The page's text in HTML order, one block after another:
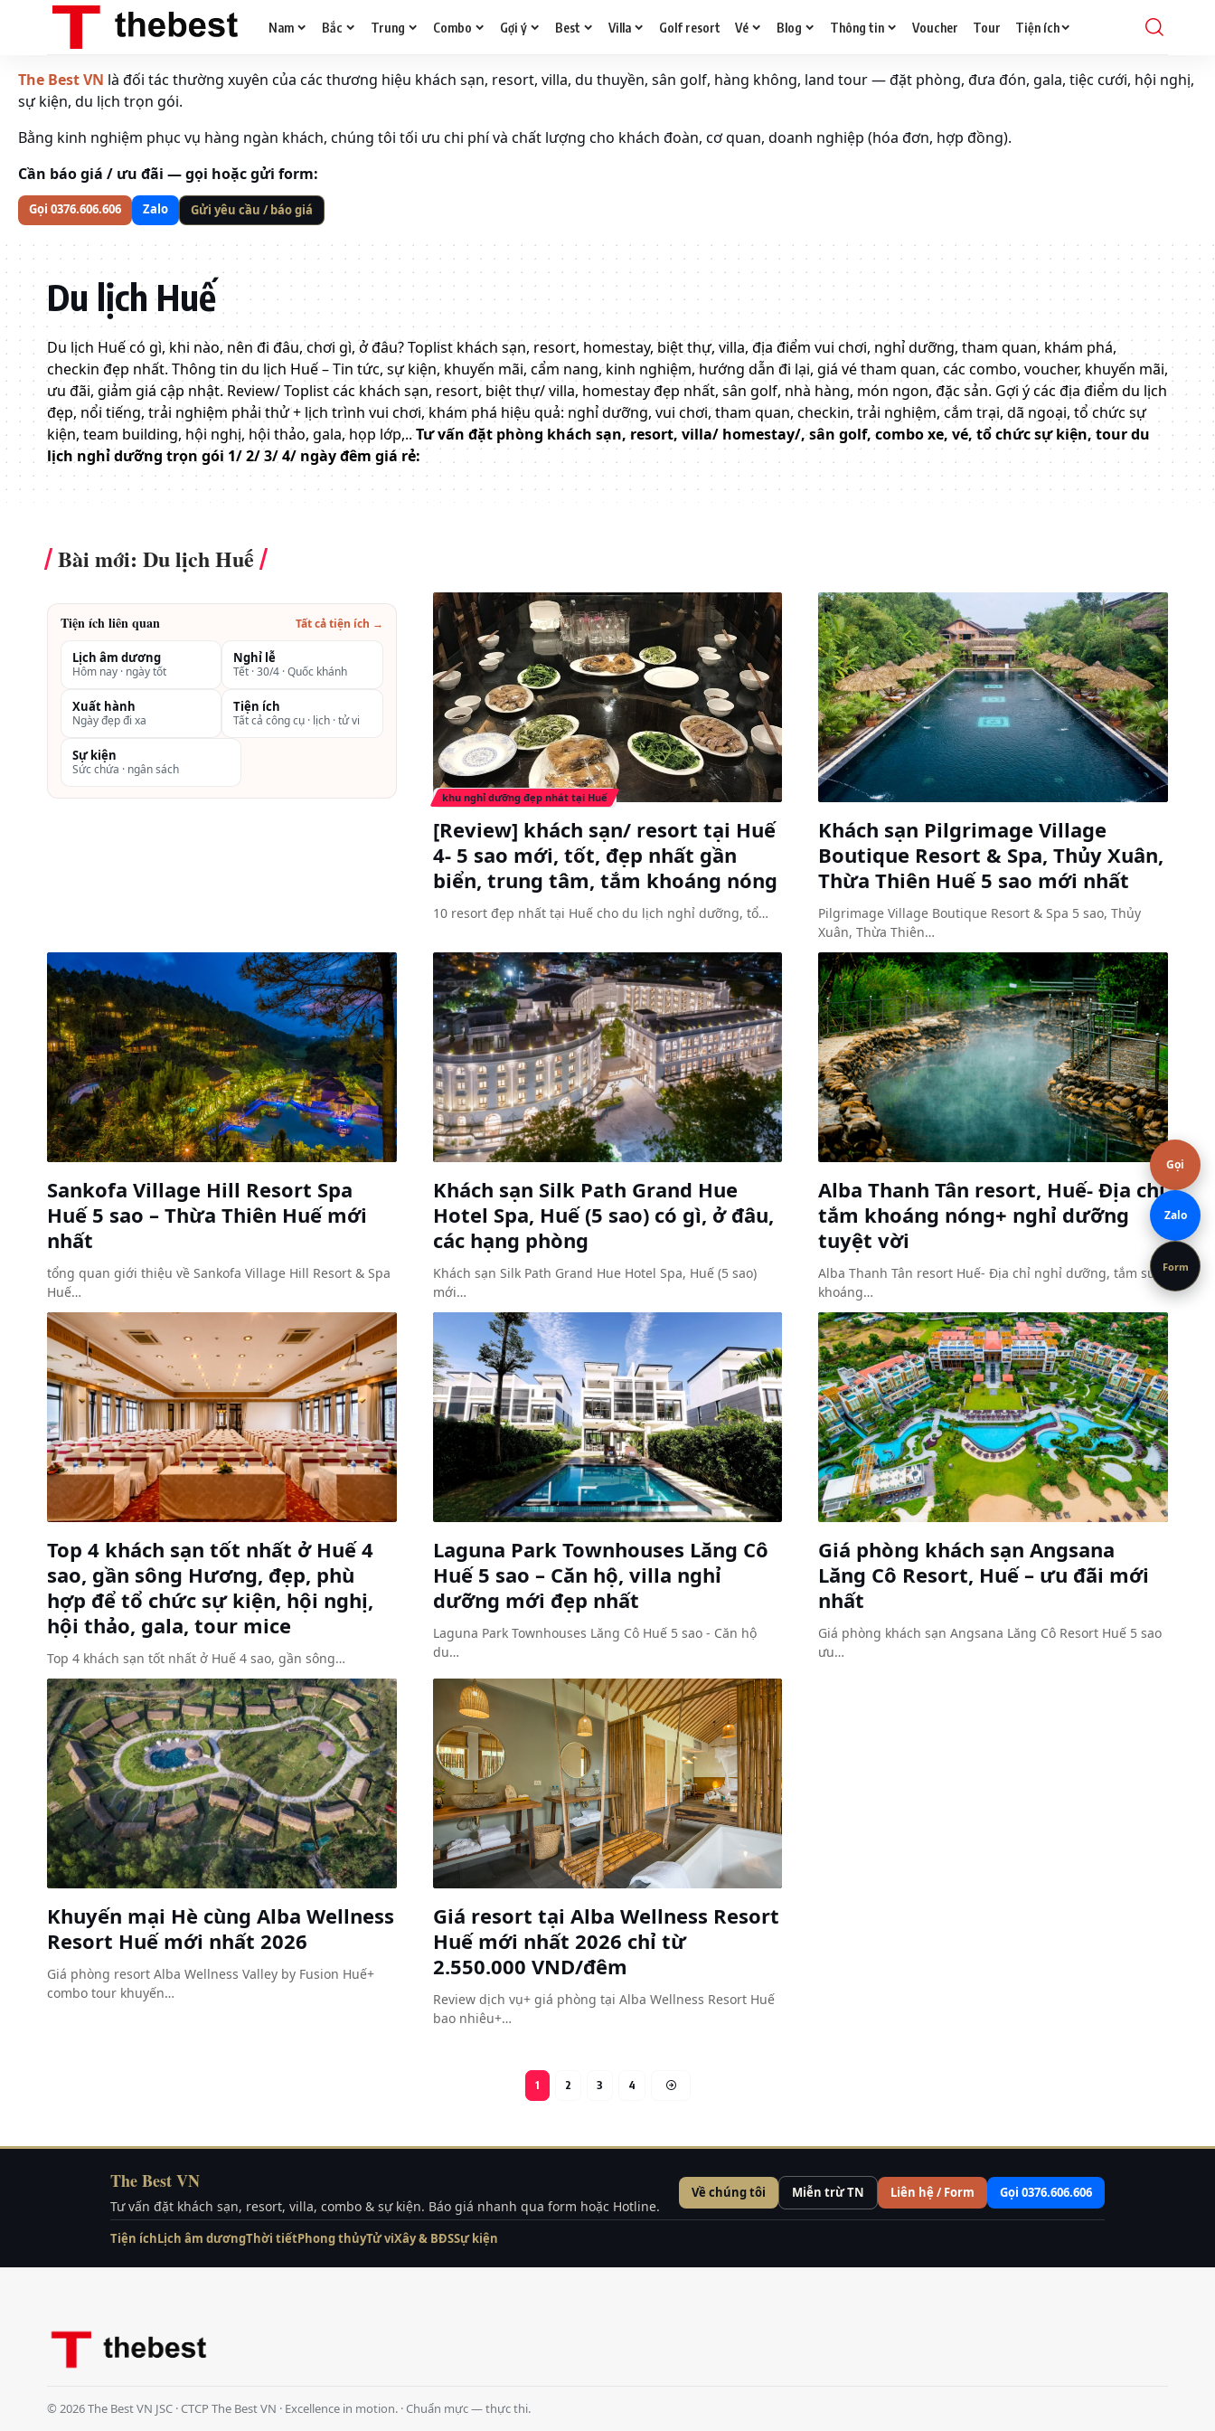
Nam Bắc Trung Combo Gợi ý Best Villa Golf resort Vé Blog Thông tin Voucher Tour Tiện ích
The Best VN là đối tác thường xuyên của các thương hiệu khách sạn, resort, villa, du thuyền, sân golf, hàng không, land tour — đặt phòng, đưa đón, gala, tiệc cưới, hội nghị,
sự kiện, du lịch trọn gói.
Bằng kinh nghiệm phục vụ hàng ngàn khách, chúng tôi tối ưu chi phí và chất lượng cho khách đoàn, cơ quan, doanh nghiệp (hóa đơn, hợp đồng).
Cần báo giá / ưu đãi — gọi hoặc gửi form:
Gọi 0376.606.606 Zalo Gửi yêu cầu / báo giá
Du lịch Huế
Du lịch Huế có gì, khi nào, nên đi đâu, chơi gì, ở đâu? Toplist khách sạn, resort, homestay, biệt thự, villa, địa điểm vui chơi, nghỉ dưỡng, tham quan, khám phá,
checkin đẹp nhất. Thông tin du lịch Huế – Tin tức, sự kiện, khuyến mãi, cẩm nang, kinh nghiệm, hướng dẫn đi lại, giá vé tham quan, các combo, voucher, khuyến mãi,
ưu đãi, giảm giá cập nhật. Review/ Toplist các khách sạn, resort, biệt thự/ villa, homestay đẹp nhất, sân golf, nhà hàng, món ngon, đặc sản. Gợi ý các địa điểm du lịch
đẹp, nổi tiếng, trải nghiệm phải thử + lịch trình vui chơi, khám phá hiệu quả: nghỉ dưỡng, vui chơi, tham quan, checkin, trải nghiệm, cắm trại, dã ngoại, tổ chức sự
kiện, team building, hội nghị, hội thảo, gala, họp lớp,.. Tư vấn đặt phòng khách sạn, resort, villa/ homestay/, sân golf, combo xe, vé, tổ chức sự kiện, tour du
lịch nghỉ dưỡng trọn gói 1/ 2/ 3/ 4/ ngày đêm giá rẻ:
Bài mới: Du lịch Huế
Tiện ích liên quan Tất cả tiện ích →
Lịch âm dương
Hôm nay · ngày tốt
Nghỉ lễ
Tết · 30/4 · Quốc khánh
Xuất hành
Ngày đẹp đi xa
Tiện ích
Tất cả công cụ · lịch · tử vi
Sự kiện
Sức chứa · ngân sách
khu nghỉ dưỡng đẹp nhát tại Huế
[Review] khách sạn/ resort tại Huế
4- 5 sao mới, tốt, đẹp nhất gần
biển, trung tâm, tắm khoáng nóng
10 resort đẹp nhất tại Huế cho du lịch nghỉ dưỡng, tổ…
Khách sạn Pilgrimage Village
Boutique Resort & Spa, Thủy Xuân,
Thừa Thiên Huế 5 sao mới nhất
Pilgrimage Village Boutique Resort & Spa 5 sao, Thủy
Xuân, Thừa Thiên…
Sankofa Village Hill Resort Spa
Huế 5 sao – Thừa Thiên Huế mới
nhất
tổng quan giới thiệu về Sankofa Village Hill Resort & Spa
Huế…
Khách sạn Silk Path Grand Hue
Hotel Spa, Huế (5 sao) có gì, ở đâu,
các hạng phòng
Khách sạn Silk Path Grand Hue Hotel Spa, Huế (5 sao)
mới…
Alba Thanh Tân resort, Huế- Địa chỉ
tắm khoáng nóng+ nghỉ dưỡng
tuyệt vời
Alba Thanh Tân resort Huế- Địa chỉ nghỉ dưỡng, tắm suối
khoáng…
Top 4 khách sạn tốt nhất ở Huế 4
sao, gần sông Hương, đẹp, phù
hợp để tổ chức sự kiện, hội nghị,
hội thảo, gala, tour mice
Top 4 khách sạn tốt nhất ở Huế 4 sao, gần sông…
Laguna Park Townhouses Lăng Cô
Huế 5 sao – Căn hộ, villa nghỉ
dưỡng mới đẹp nhất
Laguna Park Townhouses Lăng Cô Huế 5 sao - Căn hộ
du…
Giá phòng khách sạn Angsana
Lăng Cô Resort, Huế – ưu đãi mới
nhất
Giá phòng khách sạn Angsana Lăng Cô Resort Huế 5 sao
ưu…
Khuyến mại Hè cùng Alba Wellness
Resort Huế mới nhất 2026
Giá phòng resort Alba Wellness Valley by Fusion Huế+
combo tour khuyến…
Giá resort tại Alba Wellness Resort
Huế mới nhất 2026 chỉ từ
2.550.000 VND/đêm
Review dịch vụ+ giá phòng tại Alba Wellness Resort Huế
bao nhiêu+…
1 2 3 4
The Best VN
Tư vấn đặt khách sạn, resort, villa, combo & sự kiện. Báo giá nhanh qua form hoặc Hotline.
Về chúng tôi Miễn trừ TN Liên hệ / Form Gọi 0376.606.606
Tiện íchLịch âm dươngThời tiếtPhong thủyTử viXây & BĐSSự kiện
© 2026 The Best VN JSC · CTCP The Best VN · Excellence in motion. · Chuẩn mực — thực thi.
Gọi
Zalo
Form